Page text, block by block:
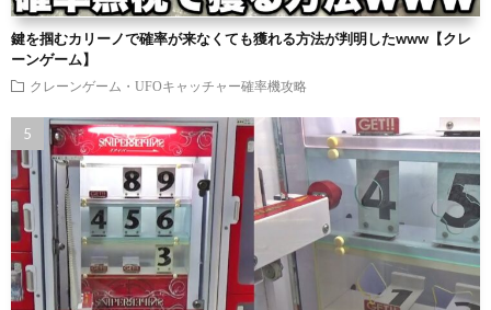
鍵を掴むカリーノで確率が来なくても獲れる方法が判明したwww【クレ
ーンゲーム】
クレーンゲーム・UFOキャッチャー確率機攻略